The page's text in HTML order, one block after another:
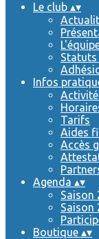
Le club ▴▾
Statuts
Infos
Tarifs
Aides
Accès
Agenda ▴▾
Saison
Saison
Boutique ▴▾